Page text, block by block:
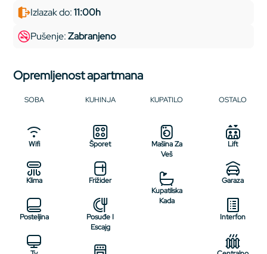
Izlazak do:11:00h
Pušenje:Zabranjeno
Opremljenost apartmana
SOBA
Wifi
Klima
Posteljina
KUHINJA
Šporet
Frižider
Posuđe I
Escajg
KUPATILO
Mašina Za
Veš
Kupatilska
Kada
OSTALO
Lift
Garaza
Interfon